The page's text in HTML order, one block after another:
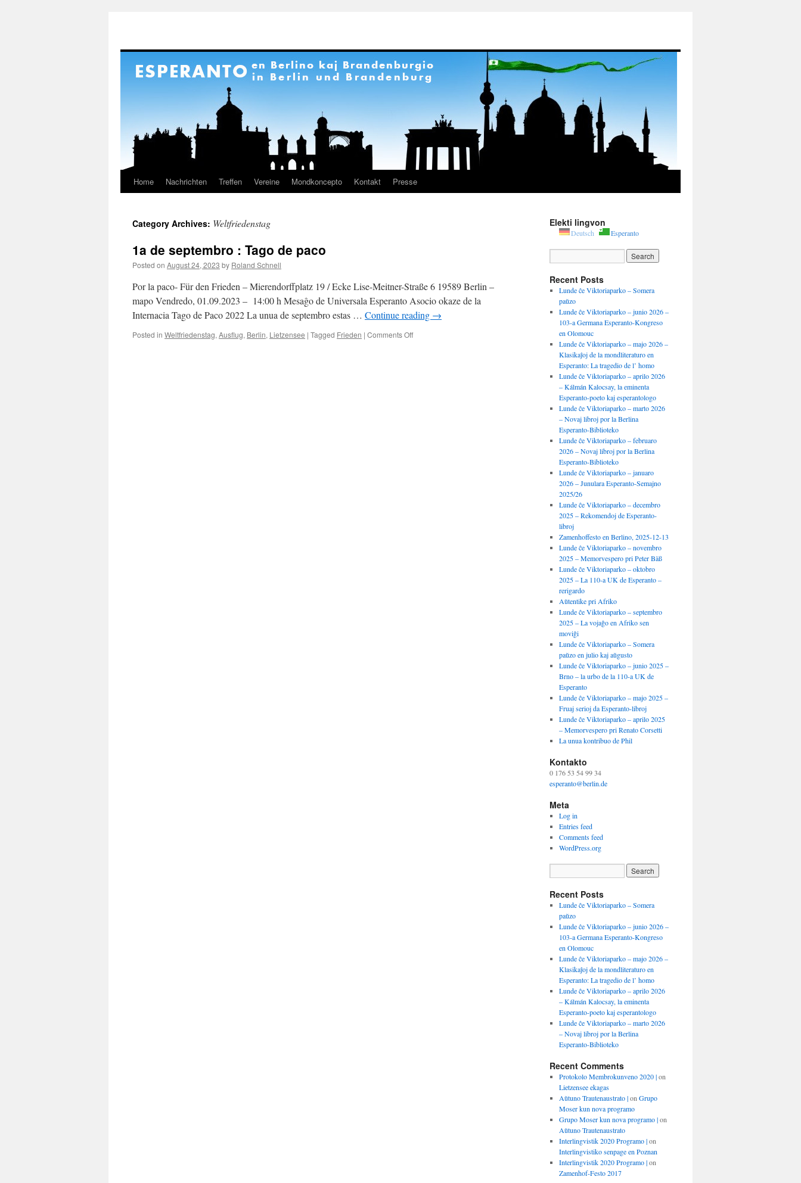
Skip
content
Home Nachrichten Treffen Vereine Mondkoncepto Kontakt Presse
Category Archives: Weltfriedenstag
1a de septembro : Tago de paco
Posted on August 24, 2023 by Roland Schnell
Por la paco- Für den Frieden – Mierendorffplatz 19 / Ecke Lise-Meitner-Straße 6 19589 Berlin –
mapo Vendredo, 01.09.2023 – 14:00 h Mesaĝo de Universala Esperanto Asocio okaze de la
Internacia Tago de Paco 2022 La unua de septembro estas … Continue reading →
Posted in Weltfriedenstag, Ausflug, Berlin, Lietzensee | Tagged Frieden | Comments Offon
Elekti lingvon
Deutsch Esperanto
Recent Posts
Lunde ĉe Viktoriaparko – Somera
paŭzo
Lunde ĉe Viktoriaparko – junio 2026 –
103-a Germana Esperanto-Kongreso
en Olomouc
Lunde ĉe Viktoriaparko – majo 2026 –
Klasikaĵoj de la mondliteraturo en
Esperanto: La tragedio de l’ homo
Lunde ĉe Viktoriaparko – aprilo 2026
– Kálmán Kalocsay, la eminenta
Esperanto-poeto kaj esperantologo
Lunde ĉe Viktoriaparko – marto 2026
– Novaj libroj por la Berlina
Esperanto-Biblioteko
Lunde ĉe Viktoriaparko – februaro
2026 – Novaj libroj por la Berlina
Esperanto-Biblioteko
Lunde ĉe Viktoriaparko – januaro
2026 – Junulara Esperanto-Semajno
2025/26
Lunde ĉe Viktoriaparko – decembro
2025 – Rekomendoj de Esperanto-
libroj
Zamenhoffesto en Berlino, 2025-12-13
Lunde ĉe Viktoriaparko – novembro
2025 – Memorvespero pri Peter Bäß
Lunde ĉe Viktoriaparko – oktobro
2025 – La 110-a UK de Esperanto –
rerigardo
Aŭtentike pri Afriko
Lunde ĉe Viktoriaparko – septembro
2025 – La vojaĝo en Afriko sen
moviĝi
Lunde ĉe Viktoriaparko – Somera
paŭzo en julio kaj aŭgusto
Lunde ĉe Viktoriaparko – junio 2025 –
Brno – la urbo de la 110-a UK de
Esperanto
Lunde ĉe Viktoriaparko – majo 2025 –
Fruaj serioj da Esperanto-libroj
Lunde ĉe Viktoriaparko – aprilo 2025
– Memorvespero pri Renato Corsetti
La unua kontribuo de Phil
Kontakto
0 176 53 54 99 34
esperanto@berlin.de
Meta
Log in
Entries feed
Comments feed
WordPress.org
Recent Posts
Lunde ĉe Viktoriaparko – Somera
paŭzo
Lunde ĉe Viktoriaparko – junio 2026 –
103-a Germana Esperanto-Kongreso
en Olomouc
Lunde ĉe Viktoriaparko – majo 2026 –
Klasikaĵoj de la mondliteraturo en
Esperanto: La tragedio de l’ homo
Lunde ĉe Viktoriaparko – aprilo 2026
– Kálmán Kalocsay, la eminenta
Esperanto-poeto kaj esperantologo
Lunde ĉe Viktoriaparko – marto 2026
– Novaj libroj por la Berlina
Esperanto-Biblioteko
Recent Comments
Protokolo Membrokunveno 2020 |on
Lietzensee ekagas
Aŭtuno Trautenaustrato |on Grupo
Moser kun nova programo
Grupo Moser kun nova programo |on
Aŭtuno Trautenaustrato
Interlingvistik 2020 Programo |on
Interlingvistiko senpage en Poznan
Interlingvistik 2020 Programo |on
Zamenhof-Festo 2017